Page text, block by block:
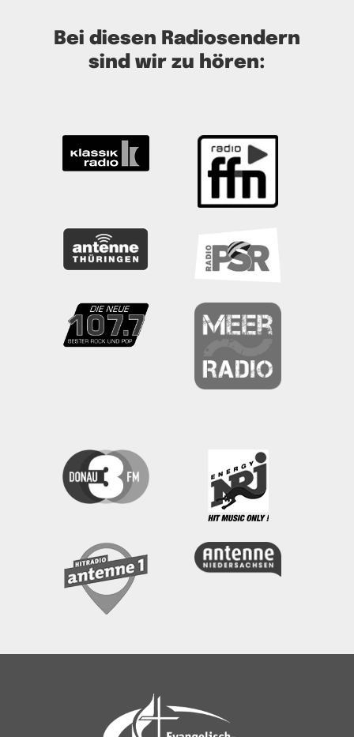
Bei diesen Radiosendern
sind wir zu hören: